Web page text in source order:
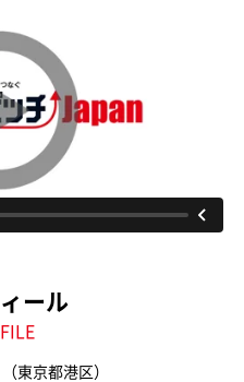
ール
（東京都港区）